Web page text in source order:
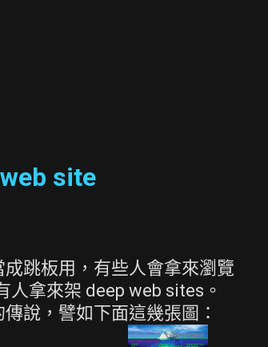
site
跳板用，有些人會拿來瀏覽
拿來架 deep web sites。
說，譬如下面這幾張圖：